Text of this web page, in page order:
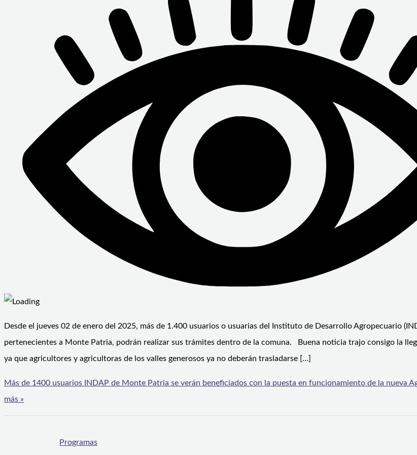
Desde el jueves 02 de enero del 2025, más de 1.400 usuarios o usuarias del Instituto de Desarrollo Agropecuario
pertenecientes a Monte Patria, podrán realizar sus trámites dentro de la comuna. Buena noticia trajo consigo la
ya que agricultores y agricultoras de los valles generosos ya no deberán trasladarse […]
Más de 1400 usuarios INDAP de Monte Patria se verán beneficiados con la puesta en funcionamiento de la nueva
más »
Programas